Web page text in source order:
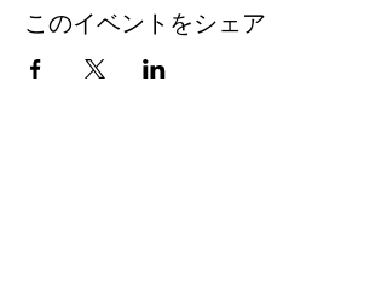
このイベントをシェア